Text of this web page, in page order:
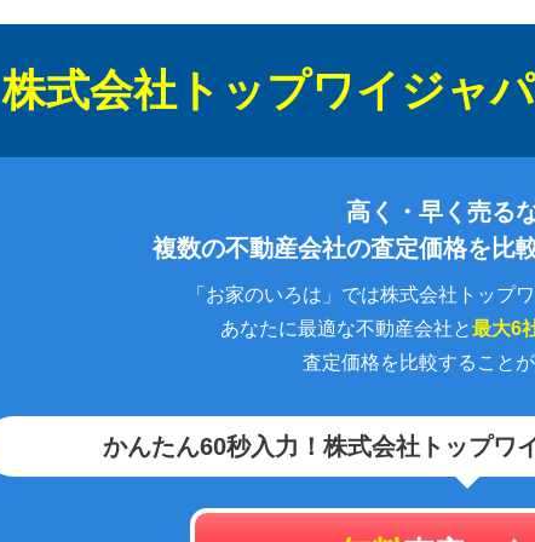
株式会社トップワイジャ
高く・早く売るな
複数の不動産会社の査定価格を比
「お家のいろは」では株式会社トップ
あなたに最適な不動産会社と最大6
査定価格を比較することが
かんたん60秒入力！ 株式会社トップワ